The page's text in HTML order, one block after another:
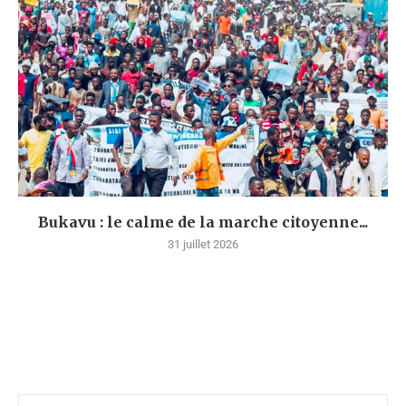
Bukavu : le calme de la marche citoyenne...
31 juillet 2026